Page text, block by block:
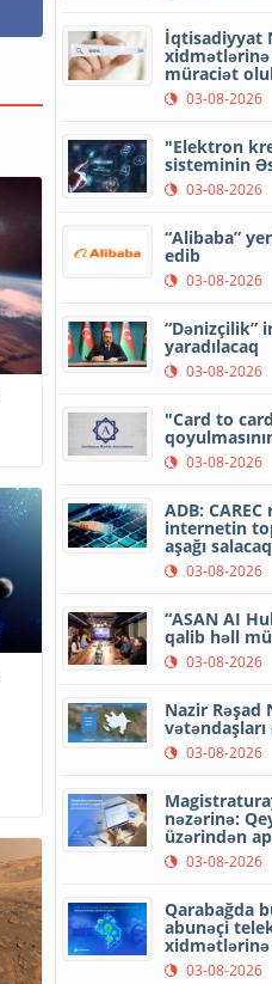
İqtisadiyyat
xidmətlərinə
müraciət
03-08-2026
"Elektron
sisteminin
03-08-2026
“Alibaba”
edib
03-08-2026
“Dənizçilik”
yaradılacaq
03-08-2026
"Card to
03-08-2026
ADB:
internetin
aşağı salacaq
03-08-2026
“ASAN AI
qalib həll
03-08-2026
Nazir Rəşad
03-08-2026
nəzərinə:
üzərindən
03-08-2026
Qarabağda
abunəçi
03-08-2026